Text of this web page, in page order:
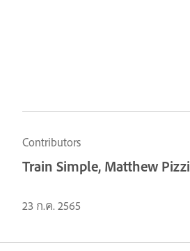
Contributors
Train Simple, Matthew Pizzi
23 ก.ค. 2565